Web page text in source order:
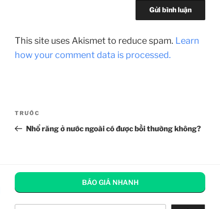
This site uses Akismet to reduce spam. Learn
how your comment data is processed.
Điều
hướng
bài
Bài
cũ
TRƯỚC
Nhổ răng ở nước ngoài có được bồi thường không?
BÁO GIÁ NHANH